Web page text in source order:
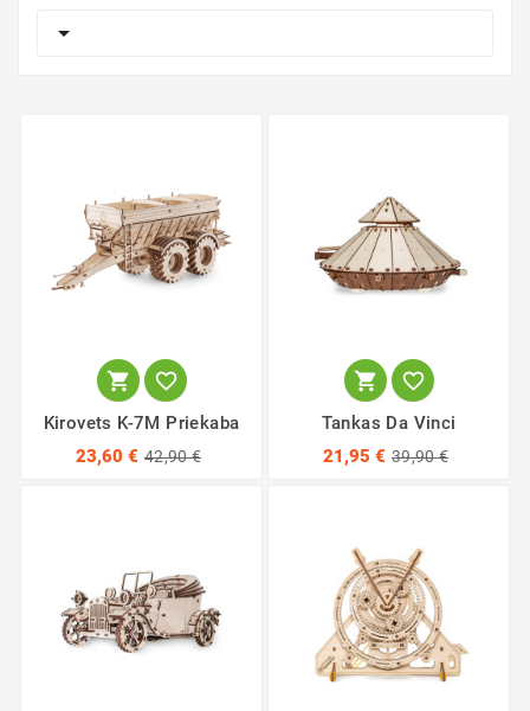

 
Kirovets K-7M Priekaba
23,60 € 42,90 €
 
Tankas Da Vinci
21,95 € 39,90 €